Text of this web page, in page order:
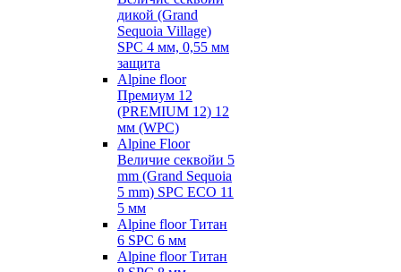
дикой (Grand
Sequoia Village)
SPC 4 мм, 0,55 мм
защита
Alpine floor
Премиум 12
(PREMIUM 12) 12
мм (WPC)
Alpine Floor
Величие секвойи 5
mm (Grand Sequoia
5 mm) SPC ECO 11
5 мм
Alpine floor Титан
6 SPC 6 мм
Alpine floor Титан